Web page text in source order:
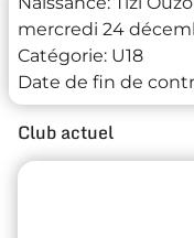
mercredi 24
Catégorie: U18
Date de fin de
Club actuel